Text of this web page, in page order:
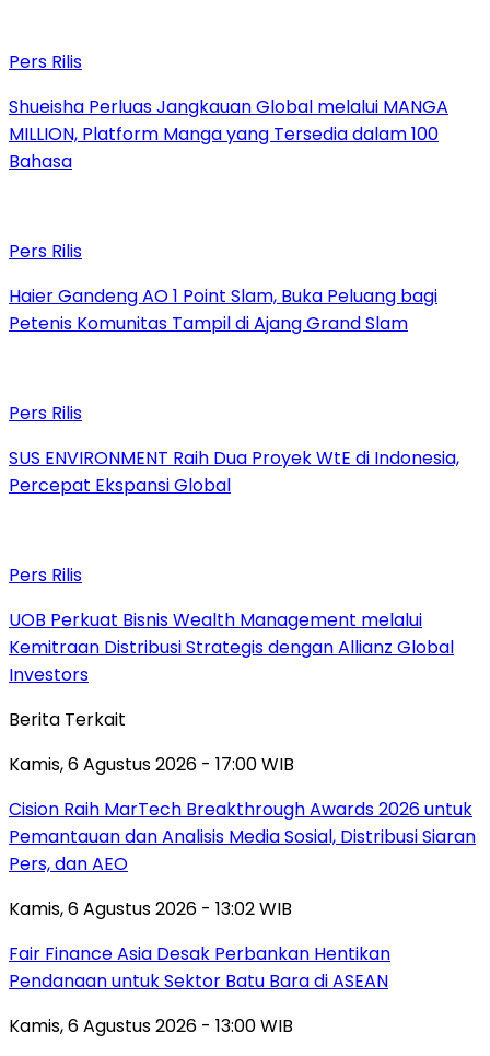
Pers Rilis
Shueisha Perluas Jangkauan Global melalui MANGA
MILLION, Platform Manga yang Tersedia dalam 100
Bahasa
Pers Rilis
Haier Gandeng AO 1 Point Slam, Buka Peluang bagi
Petenis Komunitas Tampil di Ajang Grand Slam
Pers Rilis
SUS ENVIRONMENT Raih Dua Proyek WtE di Indonesia,
Percepat Ekspansi Global
Pers Rilis
UOB Perkuat Bisnis Wealth Management melalui
Kemitraan Distribusi Strategis dengan Allianz Global
Investors
Berita Terkait
Kamis, 6 Agustus 2026 - 17:00 WIB
Cision Raih MarTech Breakthrough Awards 2026 untuk
Pemantauan dan Analisis Media Sosial, Distribusi Siaran
Pers, dan AEO
Kamis, 6 Agustus 2026 - 13:02 WIB
Fair Finance Asia Desak Perbankan Hentikan
Pendanaan untuk Sektor Batu Bara di ASEAN
Kamis, 6 Agustus 2026 - 13:00 WIB